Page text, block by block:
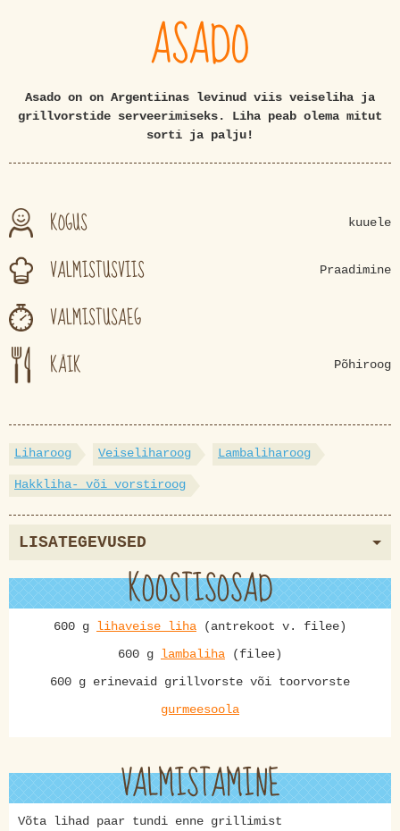
ASADO
Asado on on Argentiinas levinud viis veiseliha ja
grillvorstide serveerimiseks. Liha peab olema mitut
sorti ja palju!
KOGUS kuuele
VALMISTUSVIIS Praadimine
VALMISTUSAEG
KÄIK
Põhiroog
Liharoog Veiseliharoog Lambaliharoog
Hakkliha- või vorstiroog
LISATEGEVUSED
KOOSTISOSAD
600 g lihaveise liha (antrekoot v. filee)
600 g lambaliha (filee)
600 g erinevaid grillvorste või toorvorste
gurmeesoola
VALMISTAMINE
Võta lihad paar tundi enne grillimist